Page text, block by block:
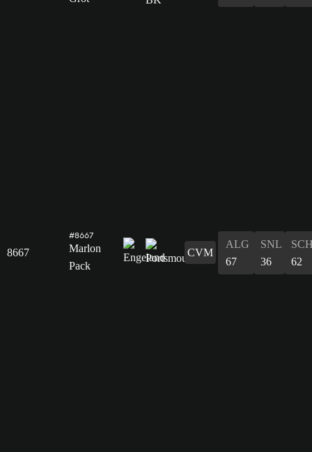
8667
#8667
Marlon
Pack
CVM
ALG
67
SNL
36
62